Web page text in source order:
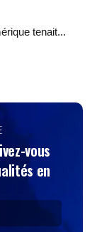
tenait...
vous
en